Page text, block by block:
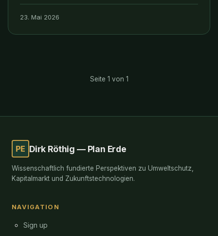
23. Mai 2026
Seite 1 von 1
PE Dirk Röthig — Plan Erde
Wissenschaftlich fundierte Perspektiven zu Umweltschutz,
Kapitalmarkt und Zukunftstechnologien.
NAVIGATION
Sign up